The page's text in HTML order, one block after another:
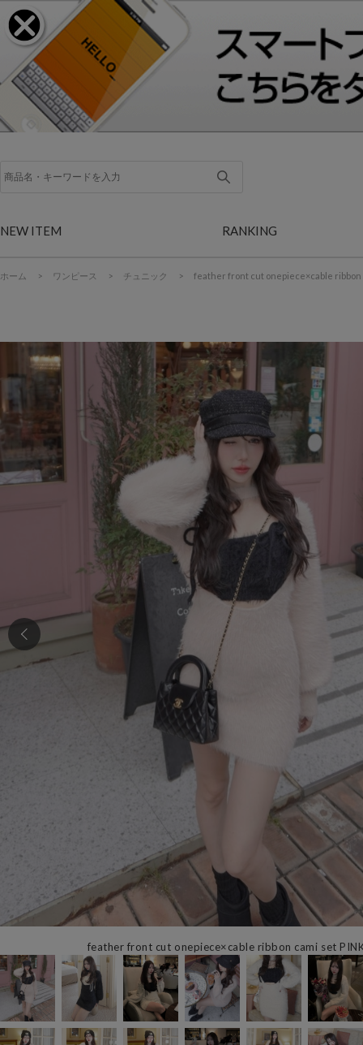
NEW ITEM RANKING
ホーム > ワンピース > チュニック > feather front cut onepiece×cable ribbon
feather front cut onepiece×cable ribbon cami set